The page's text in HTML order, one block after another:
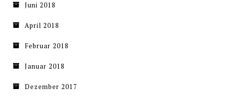
Juni 2018
April 2018
Februar 2018
Januar 2018
Dezember 2017